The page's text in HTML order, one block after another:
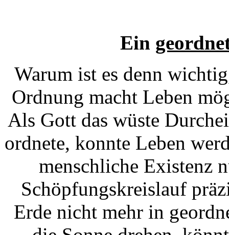
Ein
Warum ist es denn
Ordnung macht Leben
Als Gott das wüste
ordnete, konnte Leben
menschliche Existenz
Schöpfungskreislauf
Erde nicht mehr in